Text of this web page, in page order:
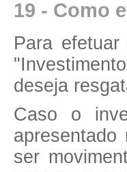
19 - Como
Para
deseja
Caso o
ser